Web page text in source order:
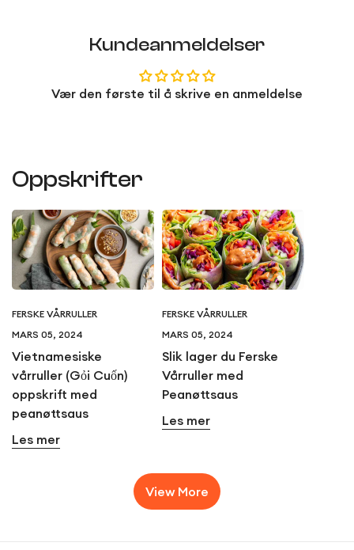
Kundeanmeldelser
Vær den første til å skrive en anmeldelse
Oppskrifter
FERSKE VÅRRULLER
MARS 05, 2024
Vietnamesiske
vårruller (Gỏi Cuốn)
oppskrift med
peanøttsaus
Les mer
FERSKE VÅRRULLER
MARS 05, 2024
Slik lager du Ferske
Vårruller med
Peanøttsaus
Les mer
View More